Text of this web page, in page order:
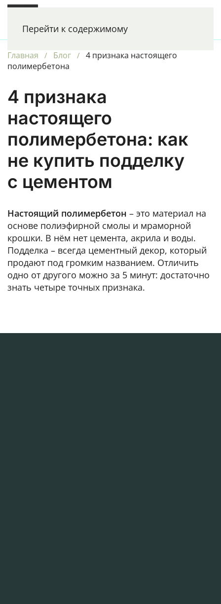
Перейти к содержимому
ФАСАДНЫЙ ПРЕМИУМ
Главная Блог
4 признака настоящего
полимербетона
4 признака
настоящего
полимербетона: как
не купить подделку
с цементом
Настоящий полимербетон – это материал на
основе полиэфирной смолы и мраморной
крошки. В нём нет цемента, акрила и воды.
Подделка – всегда цементный декор, который
продают под громким названием. Отличить
одно от другого можно за 5 минут: достаточно
знать четыре точных признака.